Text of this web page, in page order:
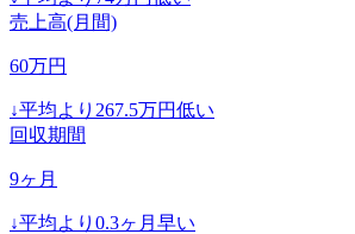
売上高(月間)
60万円
↓平均より 267.5万円低い
回収期間
9ヶ月
↓平均より 0.3ヶ月早い